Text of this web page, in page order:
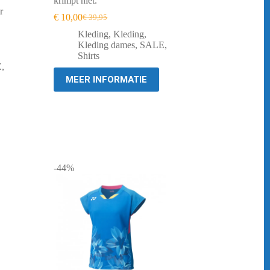
,
€39,95
Oorspronkelijke
prijs
was:
€ 39,95.
€ 10,00Huidige
prijs
is:
€ 10,00.
Kleding,Kleding,
Kleding dames, SALE,
Shirts
MEER INFORMATIE
-44%